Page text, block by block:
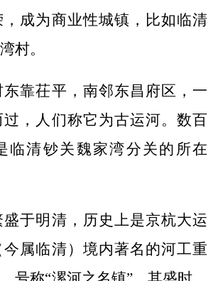
成为商业性城镇，比如临清
村。
茌平，南邻东昌府区，一
，人们称它为古运河。数百
临清钞关魏家湾分关的所在
明清，历史上是京杭大运
属临清）境内著名的河工重